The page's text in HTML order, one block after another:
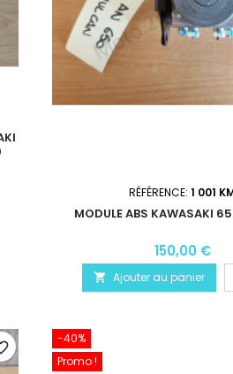
RÉFÉRENCE:1 001
MODULE ABS KAWASAKI
150,00 €
 Ajouter au panier
-40%
Promo !